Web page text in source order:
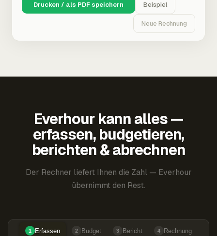
Drucken / als PDF speichern Beispiel
Neue Rechnung
Everhour kann alles —
erfassen, budgetieren,
berichten & abrechnen
Der Rechner liefert Ihnen die Zahl — Everhour
übernimmt den Rest.
1 Erfassen 2 Budget 3 Bericht 4 Rechnung